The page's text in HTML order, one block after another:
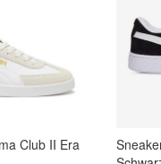
Club II Era